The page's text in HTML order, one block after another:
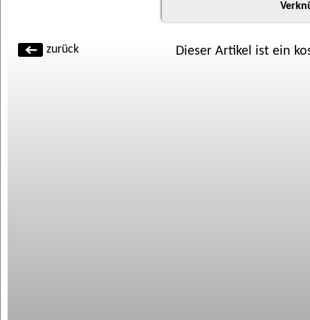
zurück Dieser Artikel ist ein